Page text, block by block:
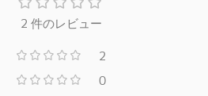
2 件のレビュー
2
0